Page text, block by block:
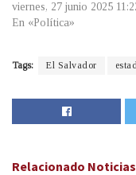
viernes, 27 junio 2025
En «Política»
Tags: El Salvador
Relacionado Noticias